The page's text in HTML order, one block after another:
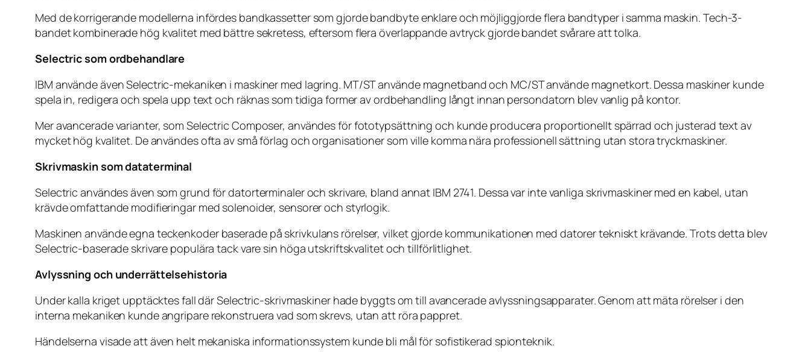
Med de korrigerande modellerna infördes bandkassetter som gjorde bandbyte enklare och möjliggjorde flera bandtyper i samma maskin. Tech-3-
bandet kombinerade hög kvalitet med bättre sekretess, eftersom flera överlappande avtryck gjorde bandet svårare att tolka.
Selectric som ordbehandlare
IBM använde även Selectric-mekaniken i maskiner med lagring. MT/ST använde magnetband och MC/ST använde magnetkort. Dessa maskiner kunde
spela in, redigera och spela upp text och räknas som tidiga former av ordbehandling långt innan persondatorn blev vanlig på kontor.
Mer avancerade varianter, som Selectric Composer, användes för fototypsättning och kunde producera proportionellt spärrad och justerad text av
mycket hög kvalitet. De användes ofta av små förlag och organisationer som ville komma nära professionell sättning utan stora tryckmaskiner.
Skrivmaskin som dataterminal
Selectric användes även som grund för datorterminaler och skrivare, bland annat IBM 2741. Dessa var inte vanliga skrivmaskiner med en kabel, utan
krävde omfattande modifieringar med solenoider, sensorer och styrlogik.
Maskinen använde egna teckenkoder baserade på skrivkulans rörelser, vilket gjorde kommunikationen med datorer tekniskt krävande. Trots detta blev
Selectric-baserade skrivare populära tack vare sin höga utskriftskvalitet och tillförlitlighet.
Avlyssning och underrättelsehistoria
Under kalla kriget upptäcktes fall där Selectric-skrivmaskiner hade byggts om till avancerade avlyssningsapparater. Genom att mäta rörelser i den
interna mekaniken kunde angripare rekonstruera vad som skrevs, utan att röra pappret.
Händelserna visade att även helt mekaniska informationssystem kunde bli mål för sofistikerad spionteknik.